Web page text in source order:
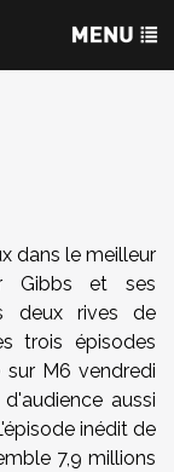
dans le meilleur
Gibbs et ses
deux rives de
trois épisodes
M6 vendredi
aussi
inédit de
7,9 millions